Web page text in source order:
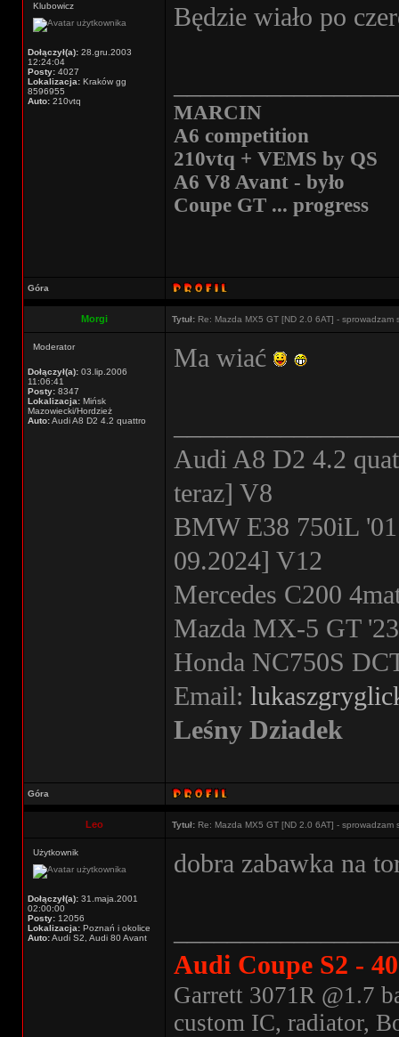
Klubowicz
Dołączył(a): 28.gru.2003
12:24:04
Posty: 4027
Lokalizacja: Kraków gg
8596955
Auto: 210vtq
Będzie wiało po
MARCIN
A6 competition
210vtq + VEMS by QS
A6 V8 Avant - było
Coupe GT ... progress
Góra
Morgi Tytuł: Re: Mazda MX5 GT [ND 2.0 6AT] - sprowadzam
Moderator
Dołączył(a): 03.lip.2006
11:06:41
Posty: 8347
Lokalizacja: Mińsk
Mazowiecki/Hordzież
Auto:Audi A8 D2 4.2 quattro
Ma wiać
Audi A8 D2 4.2
teraz] V8
BMW E38 750iL
09.2024] V12
Mercedes C200
Mazda MX-5 GT
Honda NC750S
Email:
Leśny Dziadek
Góra
Leo Tytuł: Re: Mazda MX5 GT [ND 2.0 6AT] - sprowadzam
Użytkownik
Dołączył(a): 31.maja.2001
02:00:00
Posty: 12056
Lokalizacja: Poznań i okolice
Auto:Audi S2, Audi 80 Avant
dobra zabawka na
Audi Coupe S2 -
Garrett 3071R @1.7
custom IC, radiator,